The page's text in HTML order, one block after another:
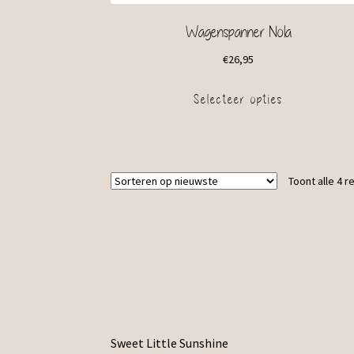
Wagenspanner Nola
€26,95
Selecteer opties
Toont alle 4
Sweet Little Sunshine